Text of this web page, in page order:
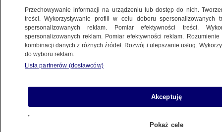
28.06.2014, 06:56
Udostępnij
Przechowywanie informacji na urządzeniu lub dostęp do nich.
treści. Wykorzystywanie profili w celu doboru spersonalizowanych
spersonalizowanych reklam. Pomiar efektywności treści.
spersonalizowanych reklam. Pomiar efektywności reklam.
kombinacji danych z różnych źródeł. Rozwój i ulepszanie usług.
do wyboru reklam.
Lista partnerów (dostawców)
Akceptuję
Pokaż cele